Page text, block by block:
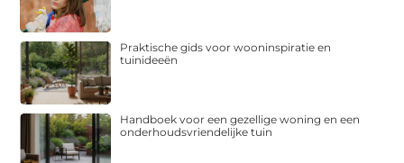
Praktische gids voor wooninspiratie en
tuinideeën
Handboek voor een gezellige woning en een
onderhoudsvriendelijke tuin